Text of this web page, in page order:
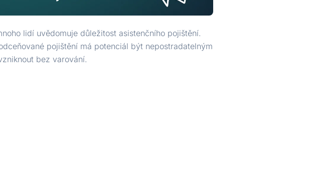
lidí uvědomuje důležitost asistenčního pojištění.
pojištění má potenciál být nepostradatelným
bez varování.